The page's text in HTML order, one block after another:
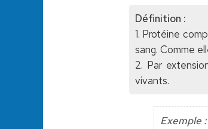
Définition :
1. Protéine
sang. Comme
2. Par
vivants.
Exemple :